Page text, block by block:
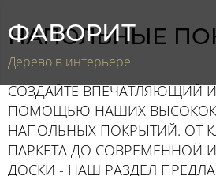
ФАВОРИТ
Дерево в интерьере
НАПОЛЬНЫЕ
СОЗДАЙТЕ ВПЕЧАТЛЯЮЩИЙ
ПОМОЩЬЮ НАШИХ
НАПОЛЬНЫХ ПОКРЫТИЙ. ОТ
ПАРКЕТА ДО СОВРЕМЕННОЙ
ДОСКИ - НАШ РАЗДЕЛ